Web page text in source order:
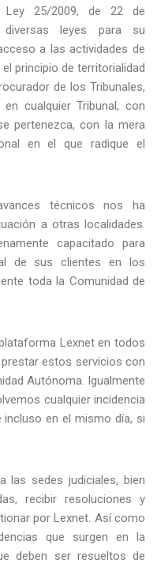
Ley 25/2009, de 22 de
leyes para su
a las actividades de
principio de territorialidad
de los Tribunales,
cualquier Tribunal, con
pertenezca, con la mera
en el que radique el
técnicos nos ha
a otras localidades.
capacitado para
de sus clientes en los
toda la Comunidad de
Lexnet en todos
estos servicios con
Autónoma. Igualmente
cualquier incidencia
en el mismo día, si
las sedes judiciales, bien
recibir resoluciones y
por Lexnet. Así como
que surgen en la
deben ser resueltos de